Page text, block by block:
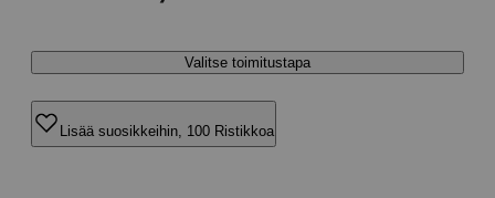
Valitse toimitustapa
Lisää suosikkeihin, 100 Ristikkoa